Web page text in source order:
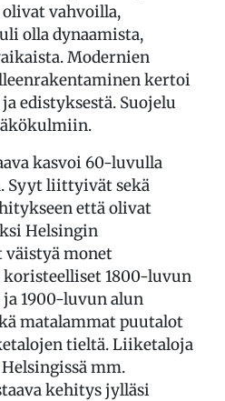
vahvoilla,
olla dynaamista,
Modernien
kertoi
edistyksestä. Suojelu
kasvoi 60-luvulla
Syyt liittyivät sekä
että olivat
Helsingin
väistyä monet
1800-luvun
1900-luvun alun
matalammat puutalot
tieltä. Liiketaloja
mm.
kehitys jylläsi